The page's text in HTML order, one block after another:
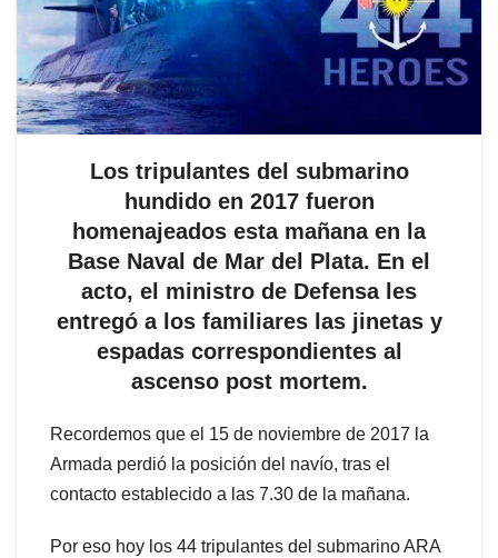
Los tripulantes del submarino
hundido en 2017 fueron
homenajeados esta mañana en la
Base Naval de Mar del Plata. En el
acto, el ministro de Defensa les
entregó a los familiares las jinetas y
espadas correspondientes al
ascenso post mortem.
Recordemos que el 15 de noviembre de 2017 la
Armada perdió la posición del navío, tras el
contacto establecido a las 7.30 de la mañana.
Por eso hoy los 44 tripulantes del submarino ARA